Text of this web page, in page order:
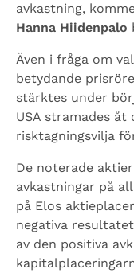
avkastning,
Hanna Hiidenpalo
Även i fråga om
betydande
stärktes under
USA stramades åt
risktagningsvilja
De noterade
avkastningar på
på Elos
negativa
av den positiva